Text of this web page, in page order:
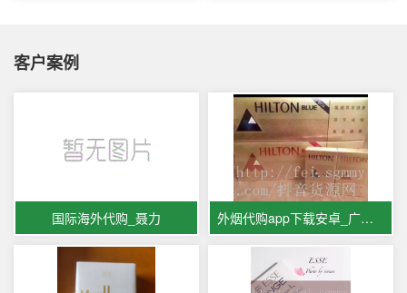
客户案例
国际海外代购_聂力 外烟代购app下载安卓_广西外烟代